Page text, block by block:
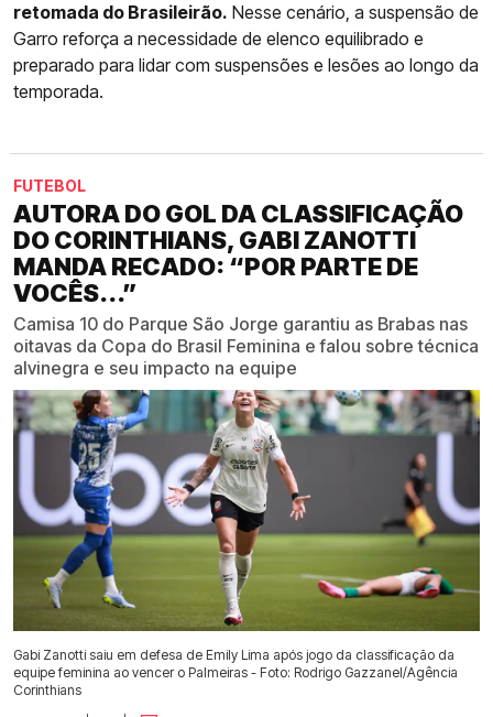
retomada do Brasileirão. Nesse cenário, a suspensão de
Garro reforça a necessidade de elenco equilibrado e
preparado para lidar com suspensões e lesões ao longo da
temporada.
FUTEBOL
AUTORA DO GOL DA CLASSIFICAÇÃO
DO CORINTHIANS, GABI ZANOTTI
MANDA RECADO: “POR PARTE DE
VOCÊS...”
Camisa 10 do Parque São Jorge garantiu as Brabas nas
oitavas da Copa do Brasil Feminina e falou sobre técnica
alvinegra e seu impacto na equipe
Gabi Zanotti saiu em defesa de Emily Lima após jogo da classificação da
equipe feminina ao vencer o Palmeiras - Foto: Rodrigo Gazzanel/Agência
Corinthians